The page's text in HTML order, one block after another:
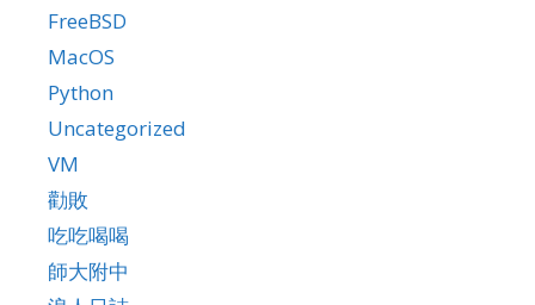
FreeBSD
MacOS
Python
Uncategorized
VM
勸敗
吃吃喝喝
師大附中